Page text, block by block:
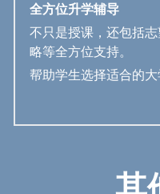
全方位升学辅导
不只是授课，还包括
略等全方位支持。
帮助学生选择适合的大
其